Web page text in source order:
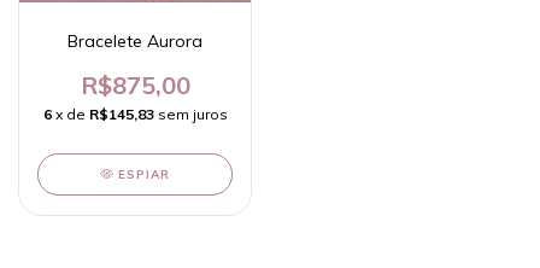
Bracelete Aurora
R$875,00
6 x de R$145,83 sem juros
ESPIAR